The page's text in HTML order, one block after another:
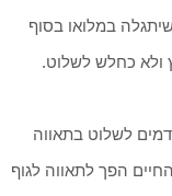
במלואו בסוף
ולא כחלש לשלוט.
לשלוט בתאווה
הפך לתאווה לגוף